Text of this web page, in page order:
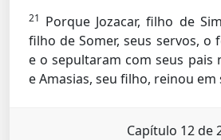
21 Porque Jozacar, filho de
filho de Somer, seus servos, o
e o sepultaram com seus pais
e Amasias, seu filho, reinou em
Capítulo 12 de